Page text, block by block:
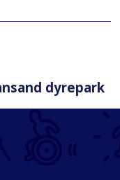
dyrepark